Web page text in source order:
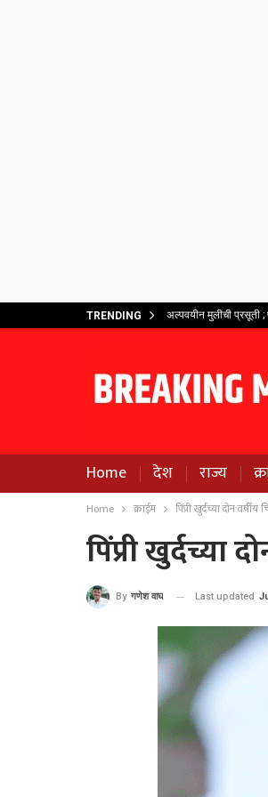
TRENDING अल्पवयीन मुलीची प्रसूती ;
Home देश राज्य
Home क्राईम पिंप्री खुर्दच्या दोन
पिंप्री खुर्दच्या
By गणेश वाघ Last updated